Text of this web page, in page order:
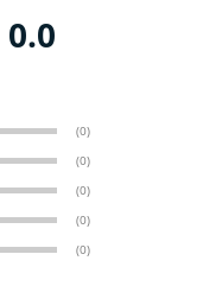
0.0
(0)
(0)
(0)
(0)
(0)